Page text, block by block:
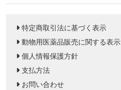
特定商取引法に基づく表示
動物用医薬品販売に関する表示
個人情報保護方針
支払方法
お問い合わせ